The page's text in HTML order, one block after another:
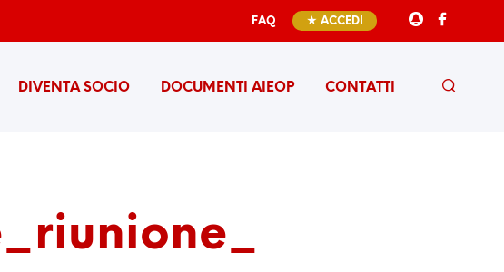
FAQ ★ ACCEDI
DIVENTA SOCIO DOCUMENTI AIEOP CONTATTI